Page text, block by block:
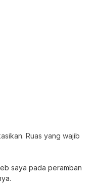
Ruas yang wajib
saya pada peramban